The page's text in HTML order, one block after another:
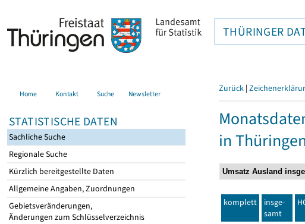
THÜRINGER
Home Kontakt Suche Newsletter
STATISTISCHE DATEN
Sachliche Suche
Regionale Suche
Kürzlich bereitgestellte Daten
Allgemeine Angaben, Zuordnungen
Gebietsveränderungen,
Änderungen zum Schlüsselverzeichnis
Zurück |
in
komplett
insge-
samt